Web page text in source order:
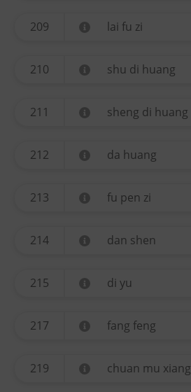
209 lai fu zi
210 shu di huang
211 sheng di huang
212 da huang
213 fu pen zi
214 dan shen
215 di yu
217 fang feng
219 chuan mu xiang